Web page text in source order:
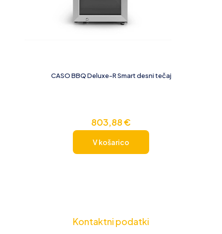
CASO BBQ Deluxe-R Smart desni tečaj
803,88€
V košarico
Kontaktni podatki